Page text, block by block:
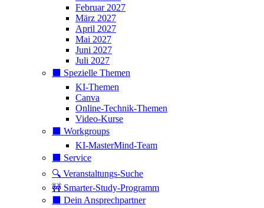
Februar 2027
März 2027
April 2027
Mai 2027
Juni 2027
Juli 2027
⬛️ Spezielle Themen
KI-Themen
Canva
Online-Technik-Themen
Video-Kurse
⬛️ Workgroups
KI-MasterMind-Team
⬛️ Service
🔍 Veranstaltungs-Suche
🚧 Smarter-Study-Programm
⬛️ Dein Ansprechpartner